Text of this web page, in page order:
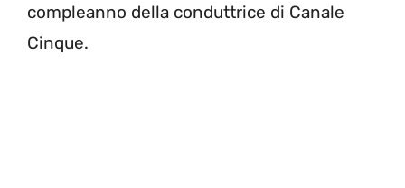
compleanno della conduttrice di Canale
Cinque.